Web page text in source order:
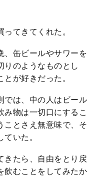
てきてくれた。
、缶ビールやサワーを
りのようなものとし
が好きだった。
では、中の人はビール
み物は一切口にするこ
ことさえ無意味で、そ
いた。
きたら、自由をとり戻
飲むことをしてみたか